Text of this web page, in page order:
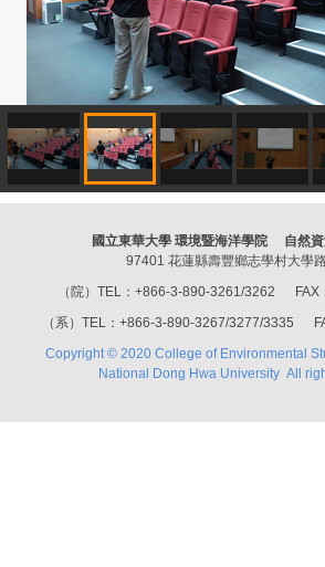
國立東華大學 環境暨海洋學院 自然
97401 花蓮縣壽豐鄉志學村大學
（院）TEL：+866-3-890-3261/3262 FAX
（系）TEL：+866-3-890-3267/3277/3335
Copyright © 2020 College of Environmental
National Dong Hwa University All